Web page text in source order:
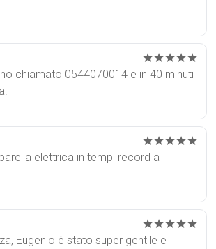
★★★★★
chiamato 0544070014 e in 40 minuti
★★★★★
elettrica in tempi record a
★★★★★
Eugenio è stato super gentile e